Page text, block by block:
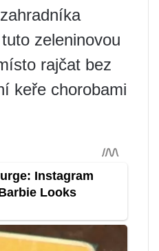
zeleninovou
rajčat bez
keře chorobami